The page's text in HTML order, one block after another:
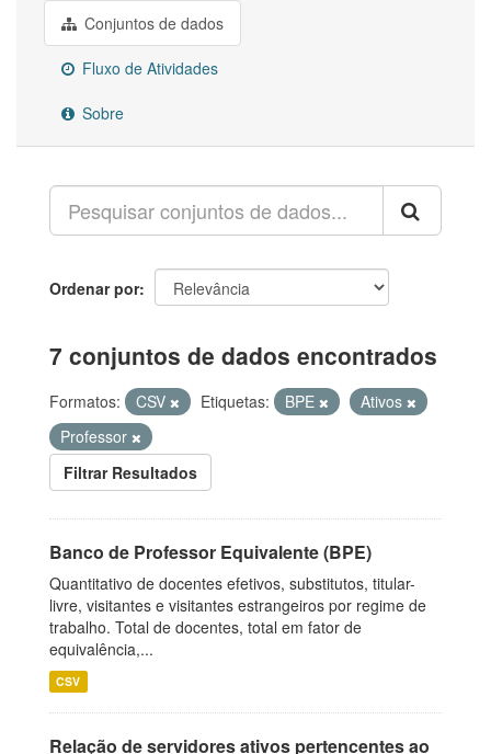
Conjuntos de dados
Fluxo de Atividades
Sobre
Ordenar por
7 conjuntos de dados encontrados
Formatos: CSV Etiquetas: BPE
Ativos
Professor
Filtrar Resultados
Banco de Professor Equivalente (BPE)
Quantitativo de docentes efetivos, substitutos, titular-
livre, visitantes e visitantes estrangeiros por regime de
trabalho. Total de docentes, total em fator de
equivalência,...
CSV
Relação de servidores ativos pertencentes ao